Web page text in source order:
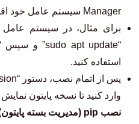
Manager سیستم عامل خود اقدام کنید.
برای مثال، در سیستم عامل
استفاده کنید.
وارد کنید تا نسخه پایتون
نصب pip (مدیریت بسته پایتون):